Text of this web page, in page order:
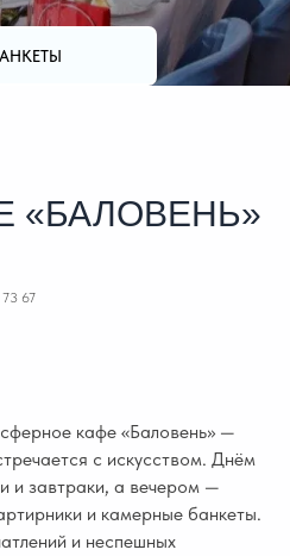
«БАЛОВЕНЬ»
67
кафе «Баловень» —
с искусством. Днём
и завтраки, а вечером —
и камерные банкеты.
и неспешных